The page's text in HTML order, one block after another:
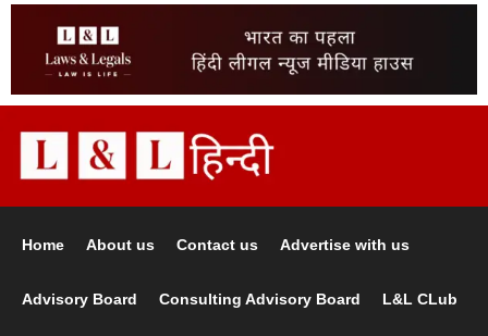
Home About us Contact us Advertise with us
Advisory Board Consulting Advisory Board L&L CLub